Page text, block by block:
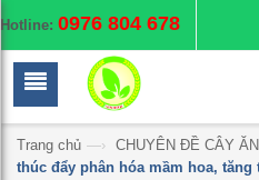
Hotline: 0976 804 678
Trang chủ —› CHUYÊN ĐỀ CÂY
thúc đẩy phân hóa mầm hoa,